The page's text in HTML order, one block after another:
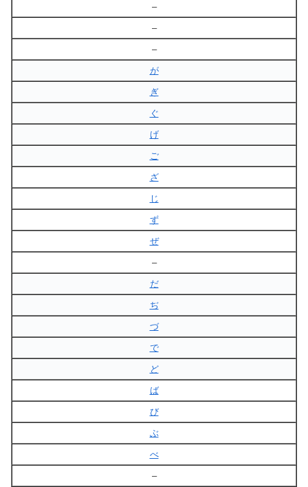
–
–
–
が
ぎ
ぐ
げ
ご
ざ
じ
ず
ぜ
–
だ
ぢ
づ
で
ど
ば
び
ぶ
べ
–